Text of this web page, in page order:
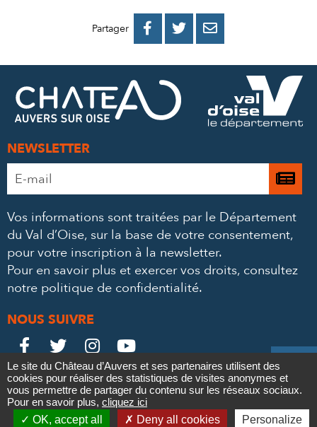
Contact

Partager 
PARTAGER
FACEBOOK
PARTAGER
PARTAGER
MAIL
NEWSLETTER
Adresse
e-
*
Je
à
Vos informations sont traitées par le Département
du Val d’Oise, sur la base de votre consentement,
pour votre inscription à la newsletter.
Pour en savoir plus et exercer vos droits, consultez
notre politique de confidentialité.
NOUS SUIVRE
Le
Château
sur

Le
Château
sur

Le
Château
sur

Le
Château
sur

Mentions légales Politique de confidentialité
Crédits
Partenaires & Mécènes
Recrutement
Plan du site
Le site du Château d’Auvers et ses partenaires utilisent des
cookies pour réaliser des statistiques de visites anonymes et
vous permettre de partager du contenu sur les réseaux sociaux.
Pour en savoir plus, cliquez ici
OK, accept all
Deny all cookies Personalize